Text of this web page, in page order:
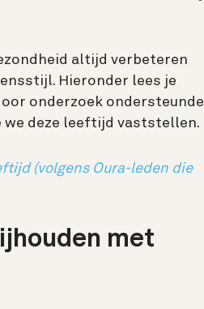
altijd verbeteren
Hieronder lees je
onderzoek ondersteunde
we deze leeftijd vaststellen.
(volgens Oura-leden die
met